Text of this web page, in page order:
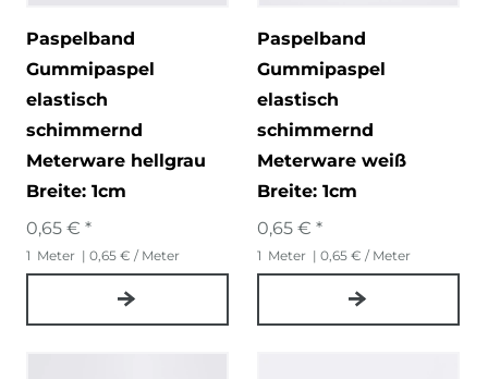
Paspelband
Gummipaspel
elastisch
schimmernd
Meterware hellgrau
Breite: 1cm
0,65 € *
1 Meter | 0,65 € / Meter
Paspelband
Gummipaspel
elastisch
schimmernd
Meterware weiß
Breite: 1cm
0,65 € *
1 Meter | 0,65 € / Meter